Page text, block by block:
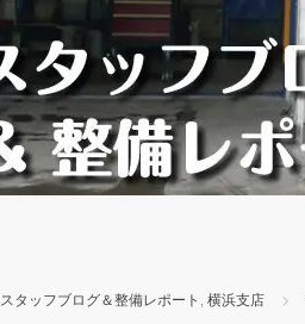
スタッフブログ＆整備レポート , 横浜支店